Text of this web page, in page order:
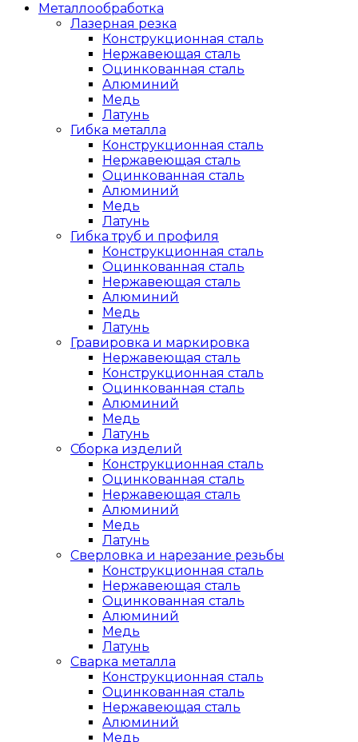
Металлообработка
Лазерная резка
Конструкционная сталь
Нержавеющая сталь
Оцинкованная сталь
Алюминий
Медь
Латунь
Гибка металла
Конструкционная сталь
Нержавеющая сталь
Оцинкованная сталь
Алюминий
Медь
Латунь
Гибка труб и профиля
Конструкционная сталь
Оцинкованная сталь
Нержавеющая сталь
Алюминий
Медь
Латунь
Гравировка и маркировка
Нержавеющая сталь
Конструкционная сталь
Оцинкованная сталь
Алюминий
Медь
Латунь
Сборка изделий
Конструкционная сталь
Оцинкованная сталь
Нержавеющая сталь
Алюминий
Медь
Латунь
Сверловка и нарезание резьбы
Конструкционная сталь
Нержавеющая сталь
Оцинкованная сталь
Алюминий
Медь
Латунь
Сварка металла
Конструкционная сталь
Оцинкованная сталь
Нержавеющая сталь
Алюминий
Медь